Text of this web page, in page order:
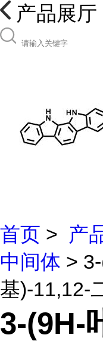
产品展厅
首页 > 产
中间体 >
基)-11,12-
3-(9H-